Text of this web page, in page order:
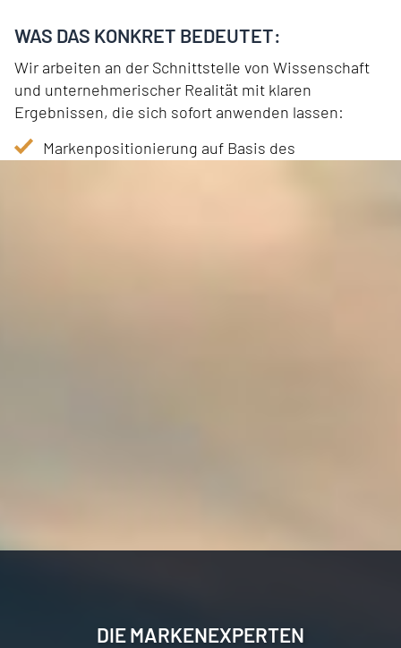
WAS DAS KONKRET BEDEUTET:
Wir arbeiten an der Schnittstelle von Wissenschaft
und unternehmerischer Realität mit klaren
Ergebnissen, die sich sofort anwenden lassen:
Markenpositionierung auf Basis des
DIE MARKENEXPERTEN